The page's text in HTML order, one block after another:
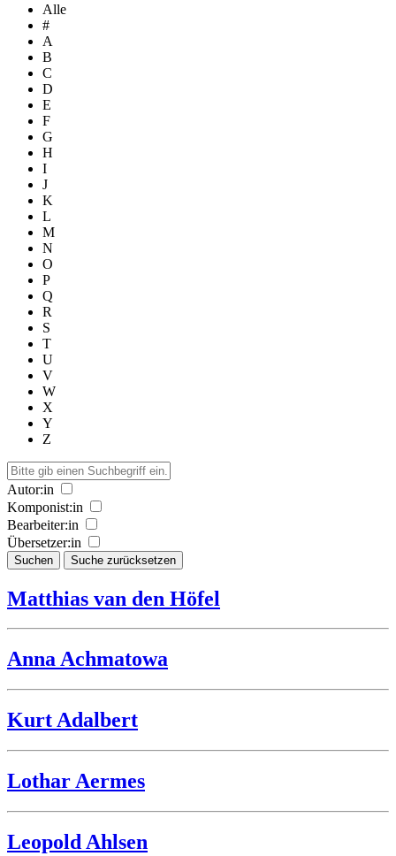
Alle
#
A
B
C
D
E
F
G
H
I
J
K
L
M
N
O
P
Q
R
S
T
U
V
W
X
Y
Z
Autor:in
Komponist:in
Bearbeiter:in
Übersetzer:in
Suchen Suche zurücksetzen
Matthias van den Höfel
Anna Achmatowa
Kurt Adalbert
Lothar Aermes
Leopold Ahlsen